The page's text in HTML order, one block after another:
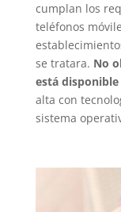
cumplan los
teléfonos
se tratara. No
está
alta con
sistema